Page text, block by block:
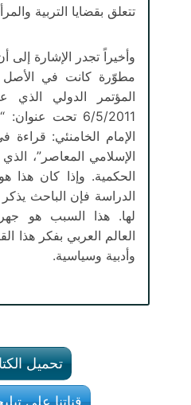
تتعلق بقضايا التربية
وأخيراً تجدر الإشارة إلى
مطوّرة كانت في
المؤتمر الدولي
6/5/2011 تحت
الإمام الخامنئي:
الإسلامي المعاصر”،
الحكمية. وإذا كان هذا
الدراسة فإن الباحث
لها. هذا السبب هو
العالم العربي بفكر هذا
وأدبية وسياسية.
تحميل
قناتنا على